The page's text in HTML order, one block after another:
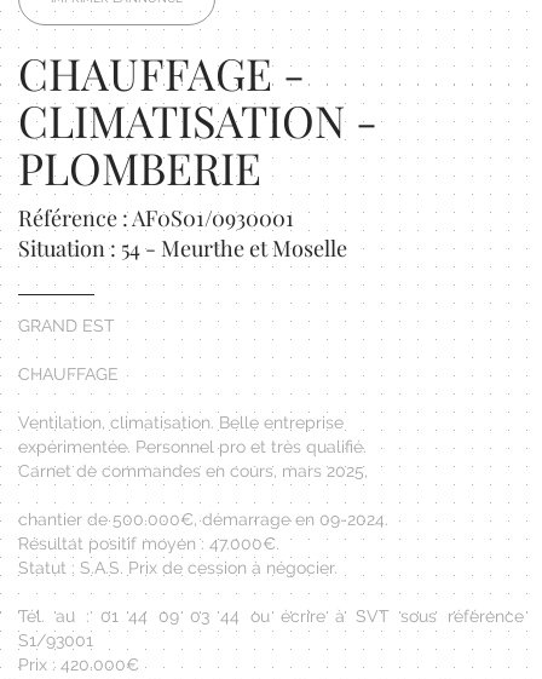
CHAUFFAGE -
CLIMATISATION -
PLOMBERIE
Référence : AF0S01/0930001
Situation : 54 - Meurthe et Moselle
GRAND EST
CHAUFFAGE
Ventilation, climatisation. Belle entreprise
expérimentée. Personnel pro et très qualifié.
Carnet de commandes en cours, mars 2025,
chantier de 500.000€, démarrage en 09-2024.
Résultat positif moyen : 47.000€.
Statut : S.A.S. Prix de cession à négocier.
Tél. au : 01 44 09 03 44 ou écrire à SVT sous référence
S1/93001
Prix : 420.000€